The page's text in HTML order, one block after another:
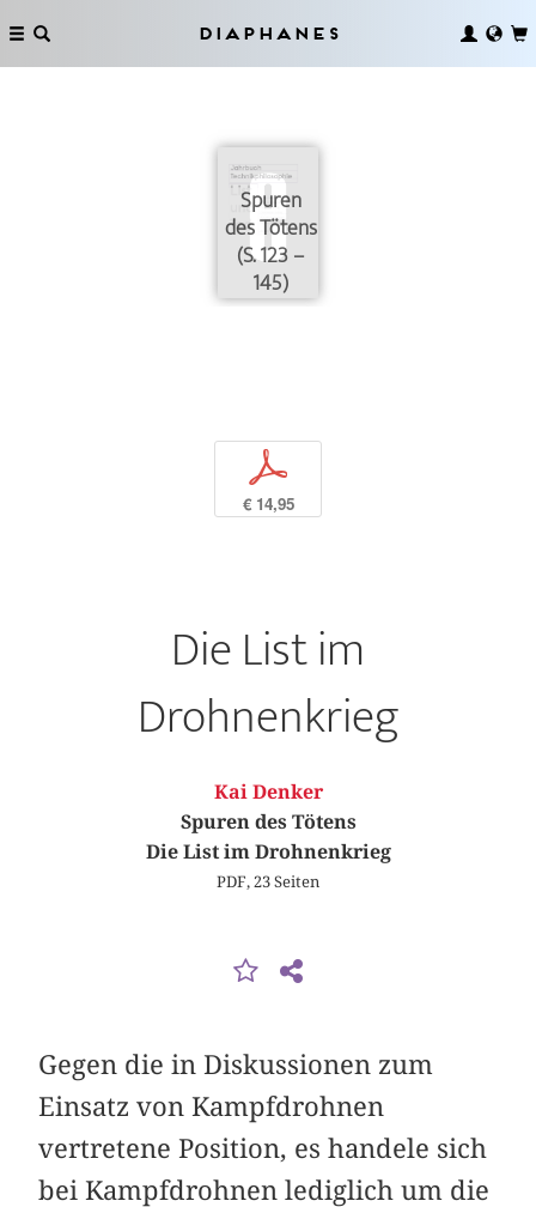
Diaphanes
Spuren
des Tötens
(S. 123 –
145)
p
€ 14,95
Die List im
Drohnenkrieg
Kai Denker
Spuren des Tötens
Die List im Drohnenkrieg
PDF, 23 Seiten
Gegen die in Diskussionen zum
Einsatz von Kampfdrohnen
vertretene Position, es handele sich
bei Kampfdrohnen lediglich um die